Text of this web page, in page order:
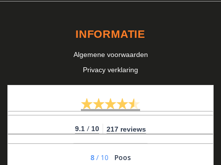
INFORMATIE
Algemene voorwaarden
Privacy verklaring
9.1 / 10 217 reviews
8 / 10
Poos